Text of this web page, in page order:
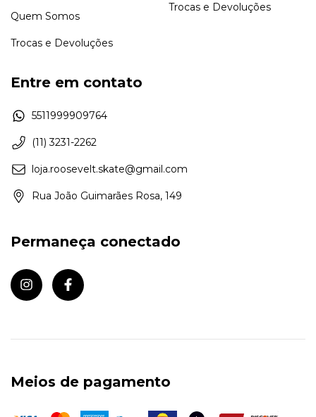
Quem Somos
Trocas e Devoluções
Trocas e Devoluções
Entre em contato
5511999909764
(11) 3231-2262
loja.roosevelt.skate@gmail.com
Rua João Guimarães Rosa, 149
Permaneça conectado
Meios de pagamento